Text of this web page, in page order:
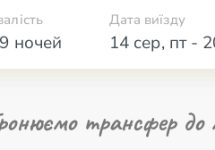
ночей
Дата виїзду
14 сер, пт-
трансфер до